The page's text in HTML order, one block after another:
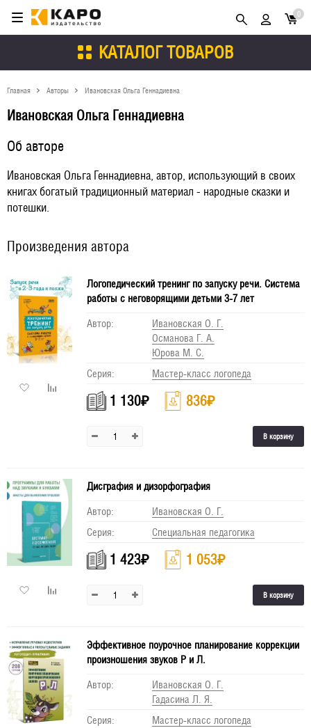
КАТАЛОГ ТОВАРОВ
0
Главная Авторы Ивановская Ольга Геннадиевна
Ивановская Ольга Геннадиевна
Об авторе
Ивановская Ольга Геннадиевна, автор, использующий в своих
книгах богатый традиционный материал - народные сказки и
потешки.
Произведения автора
Логопедический тренинг по запуску речи. Система
работы с неговорящими детьми 3-7 лет
Автор:
Ивановская О. Г.
Османова Г. А.
Юрова М. С.
Серия:
Мастер-класс логопеда
1 130₽ 836₽
В корзину
Дисграфия и дизорфография
Автор:
Ивановская О. Г.
Серия:
Специальная педагогика
1 423₽ 1 053₽
В корзину
Эффективное поурочное планирование коррекции
произношения звуков Р и Л.
Автор:
Ивановская О. Г.
Гадасина Л. Я.
Серия:
Мастер-класс логопеда